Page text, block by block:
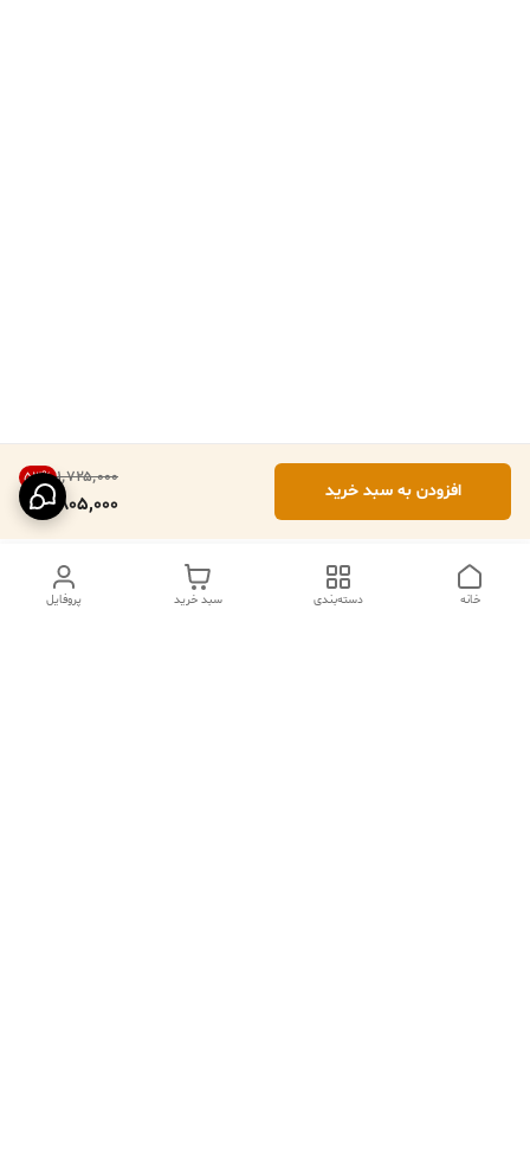
۱٬۷۲۵٬۰۰۰ 53%
805,000
افزودن به سبد خرید
پروفایل سبد خرید دسته‌بندی خانه